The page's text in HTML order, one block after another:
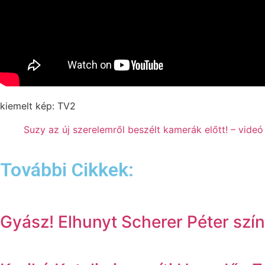
kiemelt kép: TV2
Suzy az új szerelemről beszélt kamerák előtt! – videó
További Cikkek:
Gyász! Elhunyt Scherer Péter